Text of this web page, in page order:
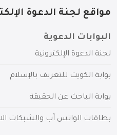
مواقع لجنة الدعوة
البوابات الدعوية
لجنة الدعوة الإلكترونية
بوابة الكويت للتعريف بالإسلام
بوابة الباحث عن الحقيقة
بطاقات الواتس آب والشبكات